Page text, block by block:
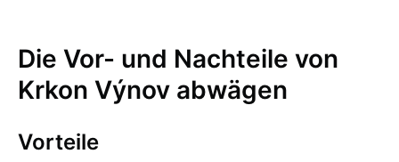
Die Vor- und Nachteile von
Krkon Výnov abwägen
Vorteile